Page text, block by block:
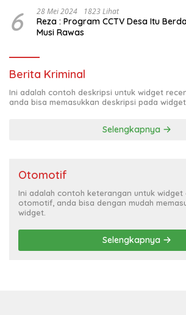
6 28 Mei 2024 1823 Lihat
Reza : Program CCTV Desa Itu
Musi Rawas
Berita Kriminal
Ini adalah contoh deskripsi untuk widget
anda bisa memasukkan deskripsi pada
Selengkapnya
Otomotif
Ini adalah contoh keterangan untuk
otomotif, anda bisa dengan mudah
widget.
Selengkapnya